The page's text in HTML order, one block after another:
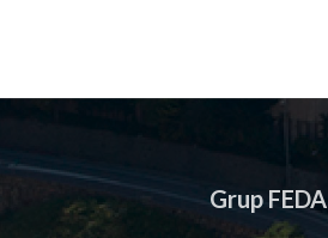
Grup FEDA